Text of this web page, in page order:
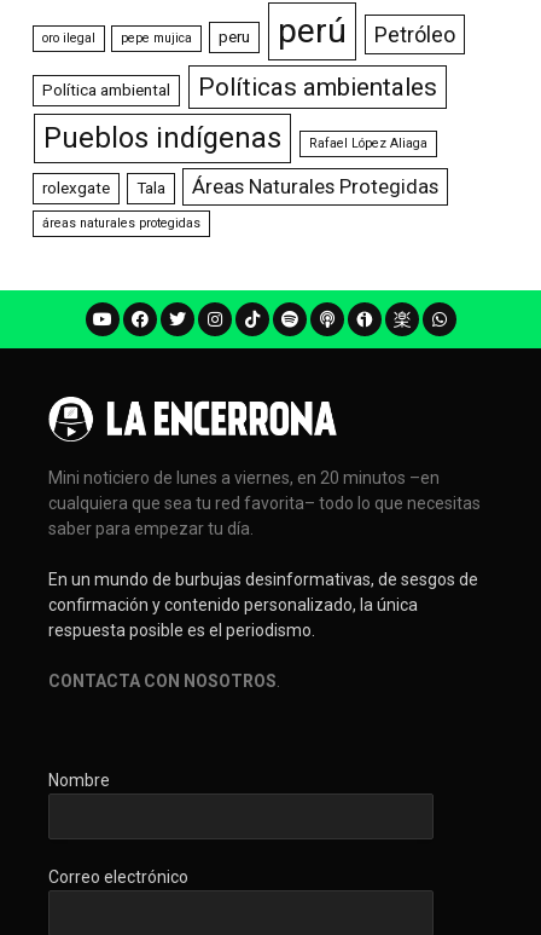
oro ilegal pepe mujica peru perú Petróleo
Política ambiental Políticas ambientales
Pueblos indígenas Rafael López Aliaga
rolexgate Tala Áreas Naturales Protegidas
áreas naturales protegidas
Mini noticiero de lunes a viernes, en 20 minutos –en
cualquiera que sea tu red favorita– todo lo que necesitas
saber para empezar tu día.
En un mundo de burbujas desinformativas, de sesgos de
confirmación y contenido personalizado, la única
respuesta posible es el periodismo.
CONTACTA CON NOSOTROS
Nombre
Correo electrónico